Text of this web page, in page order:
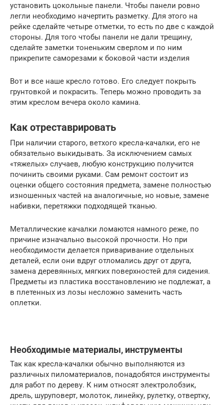
установить цокольные панели. Чтобы панели ровно
легли необходимо начертить разметку. Для этого на
рейке сделайте четыре отметки, то есть по две с каждой
стороны. Для того чтобы панели не дали трещину,
сделайте заметки тоненьким сверлом и по ним
прикрепите саморезами к боковой части изделия
Вот и все наше кресло готово. Его следует покрыть
грунтовкой и покрасить. Теперь можно проводить за
этим креслом вечера около камина.
Как отреставрировать
При наличии старого, ветхого кресла-качалки, его не
обязательно выкидывать. За исключением самых
«тяжелых» случаев, любую конструкцию получится
починить своими руками. Сам ремонт состоит из
оценки общего состояния предмета, замене полностью
изношенных частей на аналогичные, но новые, замене
набивки, перетяжки подходящей тканью.
Металлические качалки ломаются намного реже, по
причине изначально высокой прочности. Но при
необходимости делается приваривание отдельных
деталей, если они вдруг отломались друг от друга,
замена деревянных, мягких поверхностей для сидения.
Предметы из пластика восстановлению не подлежат, а
в плетенных из лозы несложно заменить часть
оплетки.
Необходимые материалы, инструменты
Так как кресла-качалки обычно выполняются из
различных пиломатериалов, понадобятся инструменты
для работ по дереву. К ним относят электролобзик,
дрель, шуруповерт, молоток, линейку, рулетку, отвертку,